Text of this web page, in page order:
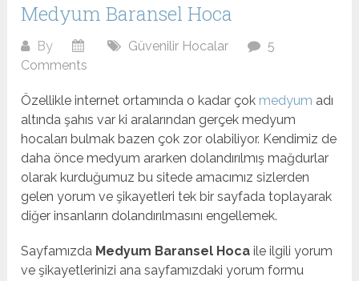
Medyum Baransel Hoca
By Güvenilir Hocalar
5
Comments
Özellikle internet ortamında o kadar çok medyum adı
altında şahıs var ki aralarından gerçek medyum
hocaları bulmak bazen çok zor olabiliyor. Kendimiz de
daha önce medyum ararken dolandırılmış mağdurlar
olarak kurduğumuz bu sitede amacımız sizlerden
gelen yorum ve şikayetleri tek bir sayfada toplayarak
diğer insanların dolandırılmasını engellemek.
Sayfamızda Medyum Baransel Hoca ile ilgili yorum
ve şikayetlerinizi ana sayfamızdaki yorum formu